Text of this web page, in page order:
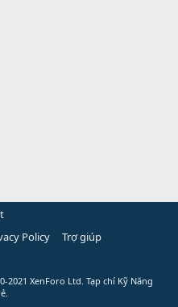
Policy
Trợ giúp
2021 XenForo Ltd. Tạp chí Kỹ Năng